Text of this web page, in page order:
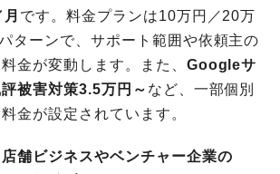
です。料金プランは10万円／20万
ターンで、サポート範囲や依頼主の
金が変動します。また、 Googleサ
被害対策3.5万円～ など、一部個別
金が設定されています。
店舗ビジネスやベンチャー企業の